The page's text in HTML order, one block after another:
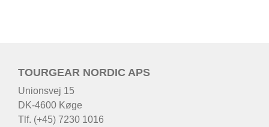
TOURGEAR NORDIC APS
Unionsvej 15
DK-4600 Køge
Tlf. (+45) 7230 1016